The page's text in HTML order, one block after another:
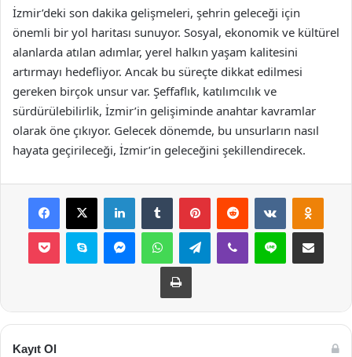
İzmir’deki son dakika gelişmeleri, şehrin geleceği için
önemli bir yol haritası sunuyor. Sosyal, ekonomik ve kültürel
alanlarda atılan adımlar, yerel halkın yaşam kalitesini
artırmayı hedefliyor. Ancak bu süreçte dikkat edilmesi
gereken birçok unsur var. Şeffaflık, katılımcılık ve
sürdürülebilirlik, İzmir’in gelişiminde anahtar kavramlar
olarak öne çıkıyor. Gelecek dönemde, bu unsurların nasıl
hayata geçirileceği, İzmir’in geleceğini şekillendirecek.
Facebook
X LinkedInTumblr PinterestReddit VKontakte
Pocket Skype MessengerWhatsAppTelegramViber Line E-Posta ile
Yazdır
Kayıt Ol